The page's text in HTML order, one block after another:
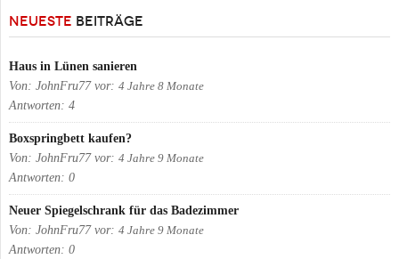
NEUESTE BEITRÄGE
Haus in Lünen sanieren
Von: JohnFru77 vor: 4 Jahre 8 Monate
Antworten: 4
Boxspringbett kaufen?
Von: JohnFru77 vor: 4 Jahre 9 Monate
Antworten: 0
Neuer Spiegelschrank für das Badezimmer
Von: JohnFru77 vor: 4 Jahre 9 Monate
Antworten: 0